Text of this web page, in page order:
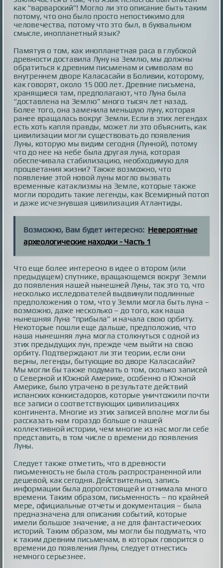
как “варварский”! Могло ли это описание быть таким
потому, что оно было просто непостижимо для
человечества, потому что это был, в буквальном
смысле, инопланетный язык?
Памятуя о том, как инопланетная раса в глубокой
древности доставила Луну на Землю, мы должны
обратиться к древним письменам и символам во
внутреннем дворе Каласасайи в Боливии, которому,
как говорят, около 15 000 лет. Древние письмена,
хранящиеся там, предполагают, что Луна была
“доставлена на Землю” много тысяч лет назад.
Более того, она заменила меньшую луну, которая
ранее вращалась вокруг Земли. Если в этих легендах
есть хоть капля правды, может ли это объяснить, как
цивилизации могли существовать до появления
Луны, которую мы видим сегодня (Лунной), потому
что до нее на небе была другая луна, которая
обеспечивала стабилизацию, необходимую для
процветания жизни? Также возможно, что
появление этой новой луны могло вызвать
временные катаклизмы на Земле, которые также
могли породить такие легенды, как Всемирный потоп
и даже исчезнувшая цивилизация Атлантиды.
Возможно, Вам будет интересно: Невероятные
археологические находки - Часть 1
Что еще более интересно в идее о втором (или
предыдущем) спутнике, вращающемся вокруг Земли
до появления нашей нынешней Луны, так это то, что
несколько исследователей выдвинули подлинные
предположения о том, что у Земли могла быть луна –
возможно, даже несколько – до того, как наша
нынешняя Луна “прибыла” и начала свою орбиту.
Некоторые пошли еще дальше, предположив, что
наша нынешняя луна могла столкнуться с одной из
этих предыдущих лун, прежде чем выйти на свою
орбиту. Подтверждают ли эти теории, если они
верны, легенды, бытующие во дворе Каласасайи?
Мы могли бы также подумать о том, сколько записей
о Северной и Южной Америке, особенно о Южной
Америке, было утрачено в результате действий
испанских конкистадоров, которые уничтожили почти
все записи о соответствующих цивилизациях
континента. Многие из этих записей вполне могли бы
рассказать нам гораздо больше о нашей
коллективной истории, чем многие из нас могли себе
представить, в том числе о времени до появления
Луны.
Следует также отметить, что в древности
письменность не была столь распространенной или
дешевой, как сегодня. Действительно, запись
информации была дорогостоящей и отнимала много
времени. Таким образом, письменность – по крайней
мере, официальные отчеты и документация – была
предназначена для описания событий, которые
имели большое значение, а не для фантастических
историй. Таким образом, мы могли бы подумать, что
к таким древним письменам, в которых говорится о
времени до появления Луны, следует отнестись
немного серьезнее.